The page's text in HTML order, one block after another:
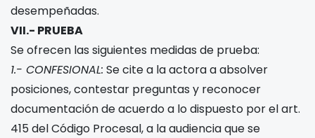
desempeñadas.
VII.- PRUEBA
Se ofrecen las siguientes medidas de prueba:
1.- CONFESIONAL: Se cite a la actora a absolver
posiciones, contestar preguntas y reconocer
documentación de acuerdo a lo dispuesto por el art.
415 del Código Procesal, a la audiencia que se